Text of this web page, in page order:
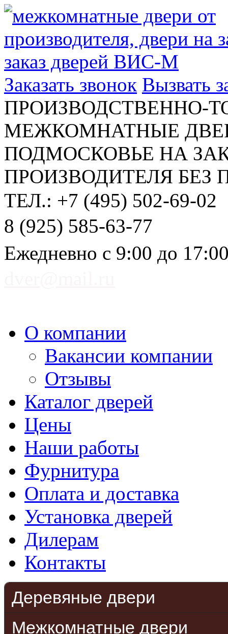
Заказать звонок Вызвать
ПРОИЗВОДСТВЕННО-
МЕЖКОМНАТНЫЕ
ПОДМОСКОВЬЕ НА
ПРОИЗВОДИТЕЛЯ БЕЗ
ТЕЛ.: +7 (495) 502-69-02
8 (925) 585-63-77
Ежедневно с 9:00 до
О компании
Вакансии компании
Отзывы
Каталог дверей
Цены
Наши работы
Фурнитура
Оплата и доставка
Установка дверей
Дилерам
Контакты
Деревяные двери
Межкомнатные двери